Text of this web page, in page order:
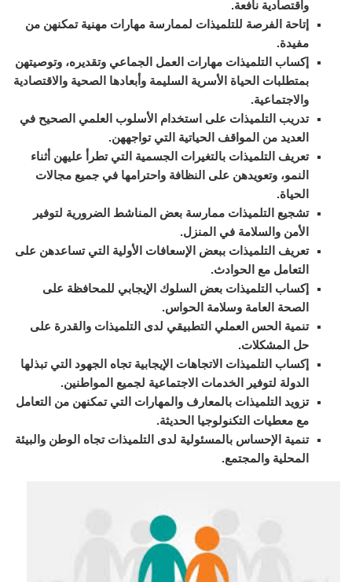
واقتصادية نافعة.
إتاحة الفرصة للتلميذات لممارسة مهارات مهنية تمكنهن من
مفيدة.
إكساب التلميذات مهارات العمل الجماعي وتقديره، وتوصيتهن
بمتطلبات الحياة الأسرية السليمة وأبعادها الصحية والاقتصادية
والاجتماعية.
تدريب التلميذات على استخدام الأسلوب العلمي الصحيح في
العديد من المواقف الحياتية التي تواجههن.
تعريف التلميذات بالتغيرات الجسمية التي تطرأ عليهن أثناء
النمو، وتعويدهن على النظافة واحترامها في جميع مجالات
الحياة.
تشجيع التلميذات ممارسة بعض المناشط الضرورية لتوفير
الأمن والسلامة في المنزل.
تعريف التلميذات ببعض الإسعافات الأولية التي تساعدهن على
التعامل مع الحوادث.
إكساب التلميذات بعض السلوك الإيجابي للمحافظة على
الصحة العامة وسلامة الحواس.
تنمية الحس العملي التطبيقي لدى التلميذات والقدرة على
حل المشكلات.
إكساب التلميذات الاتجاهات الإيجابية تجاه الجهود التي تبذلها
الدولة لتوفير الخدمات الاجتماعية لجميع المواطنين.
تزويد التلميذات بالمعارف والمهارات التي تمكنهن من التعامل
مع معطيات التكنولوجيا الحديثة.
تنمية الإحساس بالمسئولية لدى التلميذات تجاه الوطن والبيئة
المحلية والمجتمع.